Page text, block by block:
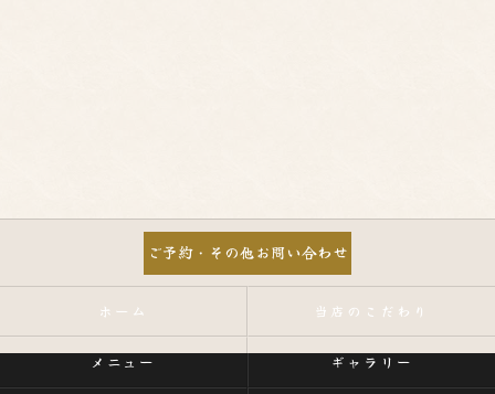
ご予約・その他お問い合わせ
ホーム 当店のこだわり
メニュー ギャラリー